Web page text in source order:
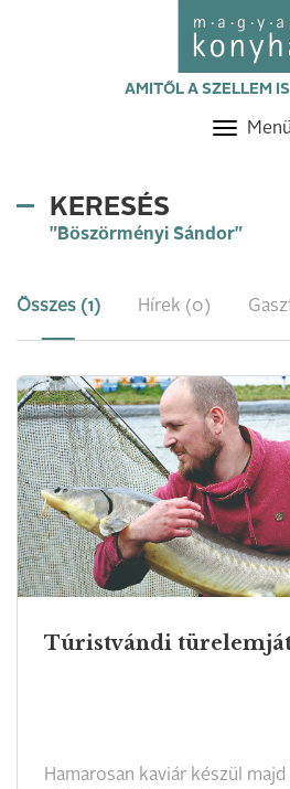
AMITŐL A SZELLEM
Menü
KERESÉS
"Böszörményi Sándor"
Összes (1) Hírek (0)
Túristvándi
Hamarosan kaviár készül majd